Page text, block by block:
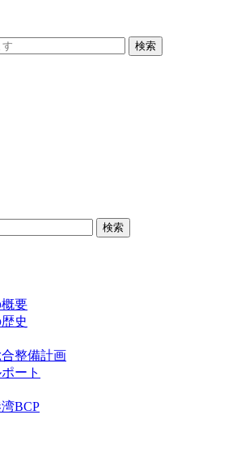
要
史
整備計画
ート
BCP